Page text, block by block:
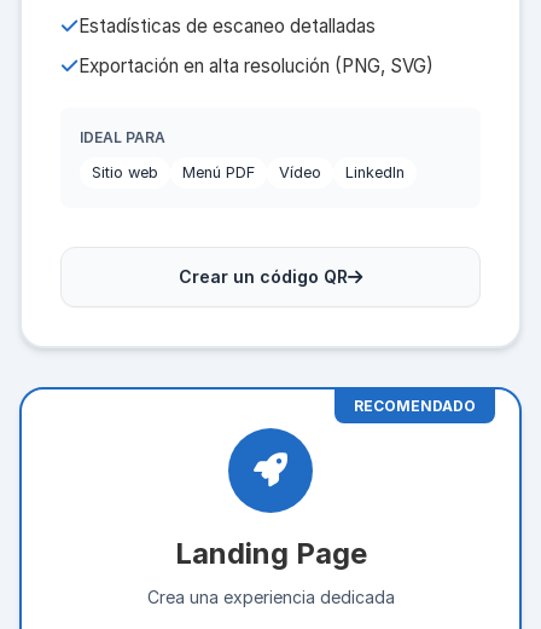
Estadísticas de escaneo detalladas
Exportación en alta resolución (PNG, SVG)
IDEAL PARA
Sitio web
Menú PDF Vídeo LinkedIn
Crear un código QR
RECOMENDADO
Landing Page
Crea una experiencia dedicada